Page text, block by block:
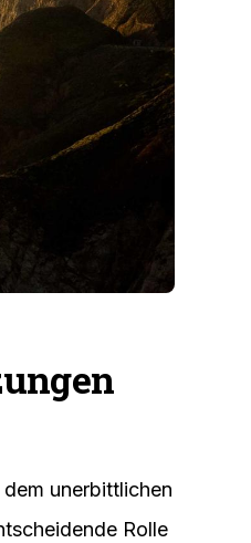
unerbittlichen
Rolle